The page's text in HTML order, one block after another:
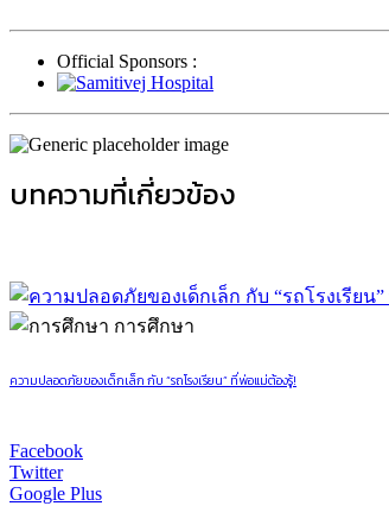
Official Sponsors :
บทความที่เกี่ยวข้อง
การศึกษา
ความปลอดภัยของเด็กเล็ก กับ “รถโรงเรียน” ที่พ่อแม่ต้องรู้!
Facebook
Twitter
Google Plus